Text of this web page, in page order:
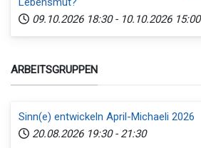
09.10.2026 18:30 - 10.10.2026 15:00
ARBEITSGRUPPEN
Sinn(e) entwickeln April-Michaeli 2026
20.08.2026 19:30 - 21:30